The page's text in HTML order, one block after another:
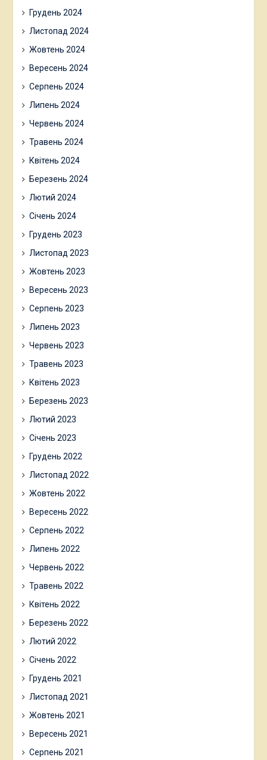
Грудень 2024
Листопад 2024
Жовтень 2024
Вересень 2024
Серпень 2024
Липень 2024
Червень 2024
Травень 2024
Квітень 2024
Березень 2024
Лютий 2024
Січень 2024
Грудень 2023
Листопад 2023
Жовтень 2023
Вересень 2023
Серпень 2023
Липень 2023
Червень 2023
Травень 2023
Квітень 2023
Березень 2023
Лютий 2023
Січень 2023
Грудень 2022
Листопад 2022
Жовтень 2022
Вересень 2022
Серпень 2022
Липень 2022
Червень 2022
Травень 2022
Квітень 2022
Березень 2022
Лютий 2022
Січень 2022
Грудень 2021
Листопад 2021
Жовтень 2021
Вересень 2021
Серпень 2021